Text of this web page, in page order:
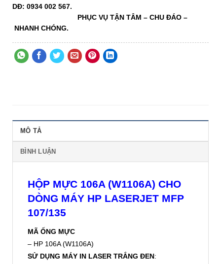
DĐ: 0934 002 567.
PHỤC VỤ TẬN TÂM – CHU ĐÁO –
NHANH CHÓNG.
MÔ TẢ
BÌNH LUẬN
HỘP MỰC 106A (W1106A) CHO
DÒNG MÁY HP LASERJET MFP
107/135
MÃ ỐNG MỰC
– HP 106A (W1106A)
SỬ DỤNG MÁY IN LASER TRẮNG ĐEN: